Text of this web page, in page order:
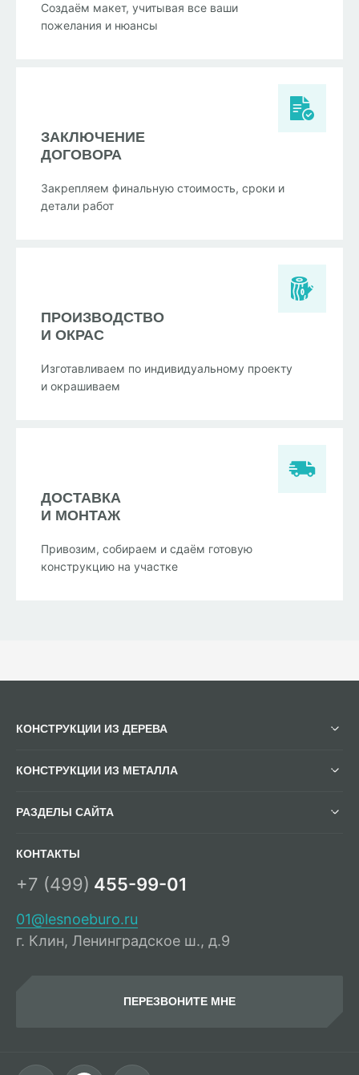
Создаём макет, учитывая все ваши
пожелания и нюансы
ЗАКЛЮЧЕНИЕ
ДОГОВОРА
Закрепляем финальную стоимость, сроки и
детали работ
ПРОИЗВОДСТВО
И ОКРАС
Изготавливаем по индивидуальному проекту
и окрашиваем
ДОСТАВКА
И МОНТАЖ
Привозим, собираем и сдаём готовую
конструкцию на участке
КОНСТРУКЦИИ ИЗ ДЕРЕВА
КОНСТРУКЦИИ ИЗ МЕТАЛЛА
РАЗДЕЛЫ САЙТА
КОНТАКТЫ
+7 (499) 455-99-01
01@lesnoeburo.ru
г. Клин, Ленинградское ш., д.9
ПЕРЕЗВОНИТЕ МНЕ